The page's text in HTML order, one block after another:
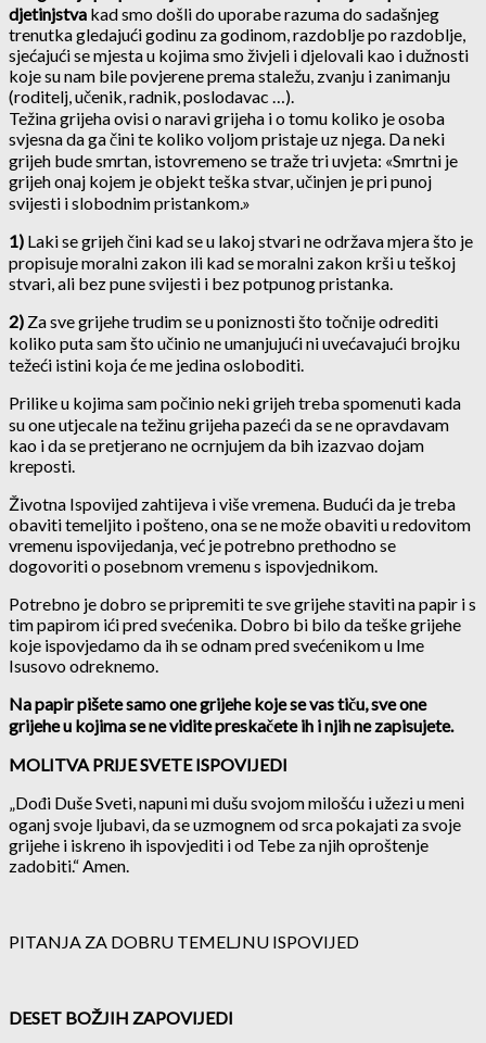
djetinjstva kad smo došli do uporabe razuma do sadašnjeg
trenutka gledajući godinu za godinom, razdoblje po razdoblje,
sjećajući se mjesta u kojima smo živjeli i djelovali kao i dužnosti
koje su nam bile povjerene prema staležu, zvanju i zanimanju
(roditelj, učenik, radnik, poslodavac …).
Težina grijeha ovisi o naravi grijeha i o tomu koliko je osoba
svjesna da ga čini te koliko voljom pristaje uz njega. Da neki
grijeh bude smrtan, istovremeno se traže tri uvjeta: «Smrtni je
grijeh onaj kojem je objekt teška stvar, učinjen je pri punoj
svijesti i slobodnim pristankom.»
1) Laki se grijeh čini kad se u lakoj stvari ne održava mjera što je
propisuje moralni zakon ili kad se moralni zakon krši u teškoj
stvari, ali bez pune svijesti i bez potpunog pristanka.
2) Za sve grijehe trudim se u poniznosti što točnije odrediti
koliko puta sam što učinio ne umanjujući ni uvećavajući brojku
težeći istini koja će me jedina osloboditi.
Prilike u kojima sam počinio neki grijeh treba spomenuti kada
su one utjecale na težinu grijeha pazeći da se ne opravdavam
kao i da se pretjerano ne ocrnjujem da bih izazvao dojam
kreposti.
Životna Ispovijed zahtijeva i više vremena. Budući da je treba
obaviti temeljito i pošteno, ona se ne može obaviti u redovitom
vremenu ispovijedanja, već je potrebno prethodno se
dogovoriti o posebnom vremenu s ispovjednikom.
Potrebno je dobro se pripremiti te sve grijehe staviti na papir i s
tim papirom ići pred svećenika. Dobro bi bilo da teške grijehe
koje ispovjedamo da ih se odnam pred svećenikom u Ime
Isusovo odreknemo.
Na papir pišete samo one grijehe koje se vas tiču, sve one
grijehe u kojima se ne vidite preskačete ih i njih ne zapisujete.
MOLITVA PRIJE SVETE ISPOVIJEDI
„Dođi Duše Sveti, napuni mi dušu svojom milošću i užezi u meni
oganj svoje ljubavi, da se uzmognem od srca pokajati za svoje
grijehe i iskreno ih ispovjediti i od Tebe za njih oproštenje
zadobiti.“ Amen.
PITANJA ZA DOBRU TEMELJNU ISPOVIJED
DESET BOŽJIH ZAPOVIJEDI